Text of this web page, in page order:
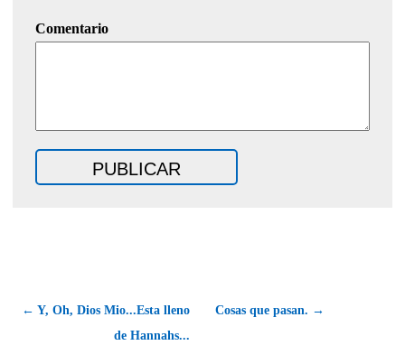
Comentario
← Y, Oh, Dios Mio...Esta lleno
de Hannahs...
Cosas que pasan. →